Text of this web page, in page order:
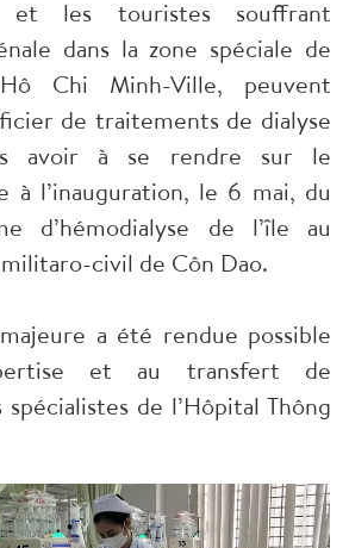
et les touristes souffrant
dans la zone spéciale de
Chi Minh-Ville, peuvent
de traitements de dialyse
avoir à se rendre sur le
à l’inauguration, le 6 mai, du
d’hémodialyse de l’île au
civil de Côn Dao.
a été rendue possible
et au transfert de
de l’Hôpital Thông